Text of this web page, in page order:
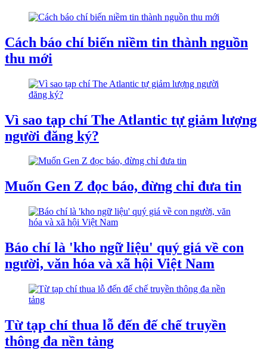
Cách báo chí biến niềm tin thành nguồn
thu mới
Vì sao tạp chí The Atlantic tự giảm lượng
người đăng ký?
Muốn Gen Z đọc báo, đừng chỉ đưa tin
Báo chí là 'kho ngữ liệu' quý giá về con
người, văn hóa và xã hội Việt Nam
Từ tạp chí thua lỗ đến đế chế truyền
thông đa nền tảng